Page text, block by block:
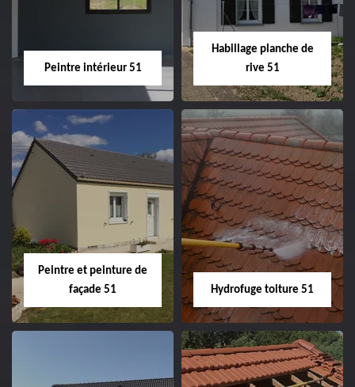
façade 51
Peintre intérieur 51
Peintre intérieur
Habillage planche de
rive 51
Habillage planche
de rive 51
Peintre et peinture de
façade 51
Hydrofuge toiture 51